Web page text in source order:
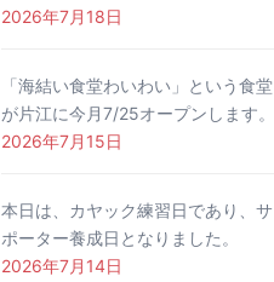
2026年7月18日
「海結い食堂わいわい」という食堂
が片江に今月7/25オープンします。
2026年7月15日
本日は、カヤック練習日であり、サ
ポーター養成日となりました。
2026年7月14日